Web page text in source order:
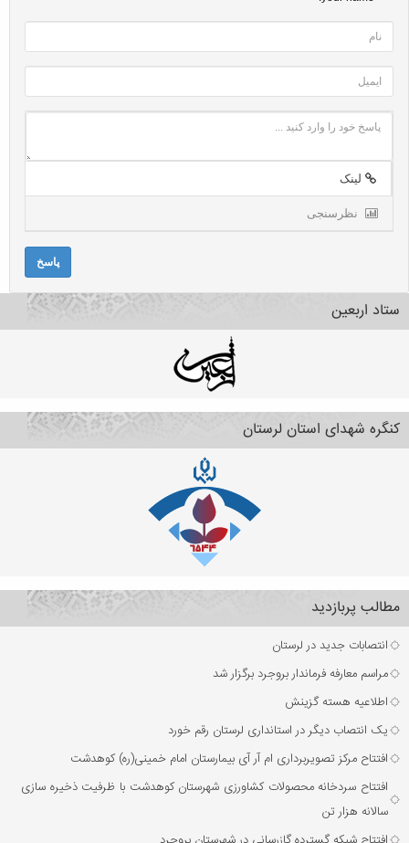
لینک
نظرسنجی
پاسخ
ستاد اربعین
کنگره شهدای استان لرستان
مطالب پربازدید
انتصابات جدید در لرستان
مراسم معارفه فرماندار بروجرد برگزار شد
اطلاعیه هسته گزینش
یک انتصاب دیگر در استانداری لرستان رقم خورد
افتتاح مرکز تصویربرداری ام آر آی بیمارستان امام خمینی(ره) کوهدشت
افتتاح سردخانه محصولات کشاورزی شهرستان کوهدشت با ظرفیت ذخیره‌ سازی
سالانه هزار تن